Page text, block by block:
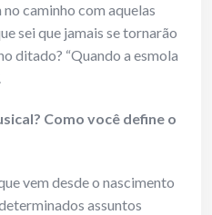
caminho com aquelas
sei que jamais se tornarão
ditado? “Quando a esmola
Como você define o
vem desde o nascimento
assuntos